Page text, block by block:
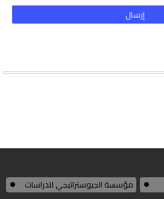
مؤسسة الجيوستراتيجي للدراسات